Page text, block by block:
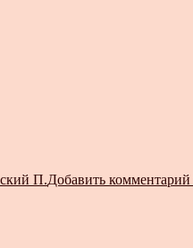
П.Добавить комментарий